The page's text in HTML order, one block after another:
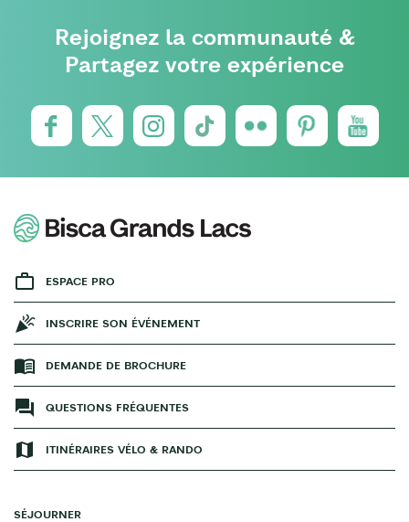
Rejoignez la communauté &
Partagez votre expérience
ESPACE PRO
INSCRIRE SON ÉVÉNEMENT
DEMANDE DE BROCHURE
QUESTIONS FRÉQUENTES
ITINÉRAIRES VÉLO & RANDO
SÉJOURNER